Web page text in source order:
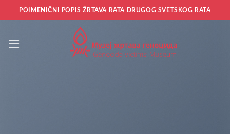
Прескочи
на
POIMENIČNI POPIS ŽRTAVA RATA DRUGOG SVETSKOG RATA